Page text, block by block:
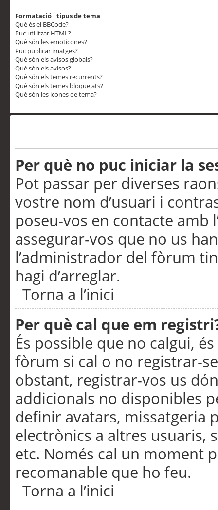
Formatació i tipus de tema
Què és el BBCode?
Puc utilitzar HTML?
Què són les emoticones?
Puc publicar imatges?
Què són els avisos globals?
Què són els avisos?
Què són els temes recurrents?
Què són els temes bloquejats?
Què són les icones de tema?
Per què no puc iniciar la
Pot passar per diverses
vostre nom d’usuari i
poseu-vos en contacte
assegurar-vos que no us
l’administrador del fòrum
hagi d’arreglar.
Torna a l’inici
Per què cal que em
És possible que no calgui,
fòrum si cal o no registrar-
obstant, registrar-vos us
addicionals no disponibles
definir avatars, missatgeria
electrònics a altres usuaris,
etc. Només cal un moment
recomanable que ho feu.
Torna a l’inici